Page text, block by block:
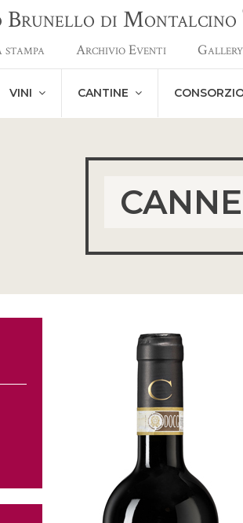
Brunello di Montalcino
Archivio Eventi Gallery
VINI CANTINE